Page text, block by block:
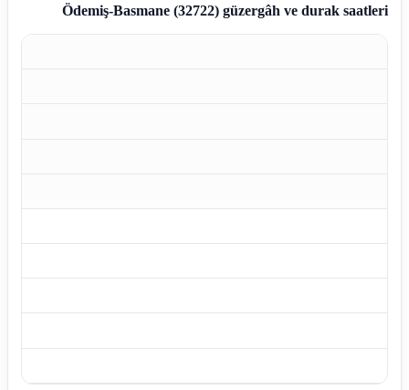
Ödemiş-Basmane (32722)güzergâh ve durak saatleri